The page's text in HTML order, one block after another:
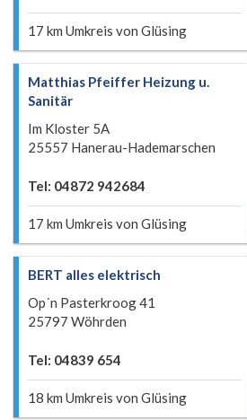
17 km Umkreis von Glüsing
Matthias Pfeiffer Heizung u.
Sanitär
Im Kloster 5A
25557 Hanerau-Hademarschen
Tel: 04872 942684
17 km Umkreis von Glüsing
BERT alles elektrisch
Op´n Pasterkroog 41
25797 Wöhrden
Tel: 04839 654
18 km Umkreis von Glüsing